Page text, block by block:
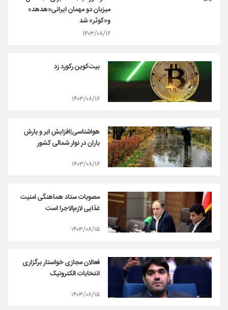
میزبان دو مهمان ایرانی«هدهد»
و«کوثر» شد
۱۴۰۳/۰۸/۱۶
بیت‌کوین رکورد زد
۱۴۰۳/۰۸/۱۶
هواشناسی|افزایش ابر و بارش
باران در نوار شمالی کشور
۱۴۰۳/۰۸/۱۶
مصوبات ستاد هماهنگی امنیت
غذایی لازم‌الاجرا است
۱۴۰۳/۰۸/۱۵
فعالان مجازی خواستار برگزاری
انتخابات الکترونیک
۱۴۰۳/۰۸/۱۵